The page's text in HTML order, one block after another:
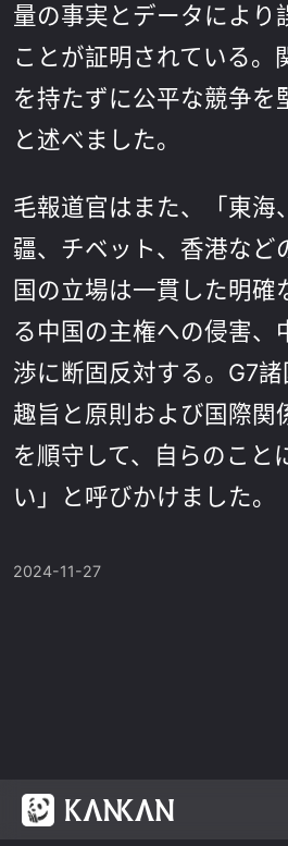
量の事実とデータにより
ことが証明されている。
を持たずに公平な競争を
と述べました。
毛報道官はまた、「東海
疆、チベット、香港など
国の立場は一貫した明確
る中国の主権への侵害、
渉に断固反対する。G7
趣旨と原則および国際関
を順守して、自らのこと
い」と呼びかけました。
2024-11-27